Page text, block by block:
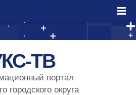
ТВ
портал
городского округа